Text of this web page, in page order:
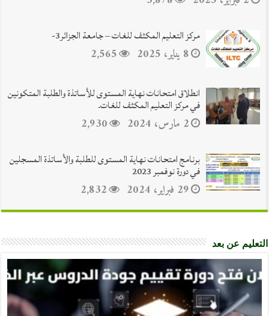
مركز التعليم المكثف للغات – جامعة الجزائر3-
8 يناير، 2025
2,565
انطلاق امتحانات نهاية المستوى للأساتذة والطلبة المتكونين
في مركز التعليم المكثف للغات.
2 مارس، 2024
2,930
برنامج امتحانات نهاية المستوى للطلبة والأساتذة المسجلين
في دورة نوفمبر 2023
29 فبراير، 2024
2,832
التعليم عن بعد